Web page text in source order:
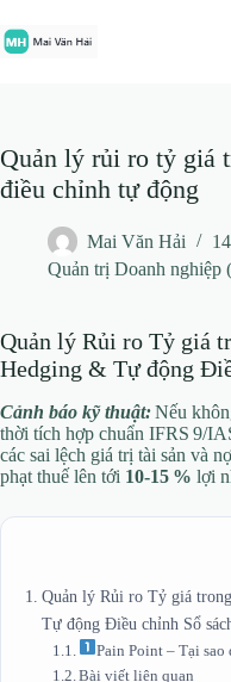
đến
phần
Quản lý rủi ro tỷ giá
điều chỉnh tự động
Mai Văn Hải
Quản trị Doanh nghiệp
Quản lý Rủi ro Tỷ giá
Hedging & Tự động
Cảnh báo kỹ thuật:Nếu
thời tích hợp chuẩn IFRS 9/
các sai lệch giá trị tài sản và
phạt thuế lên tới 10‑15 % lợi
Quản lý Rủi ro Tỷ giá
Tự động Điều chỉnh Sổ
Pain Point – Tại sao
Bài viết liên quan